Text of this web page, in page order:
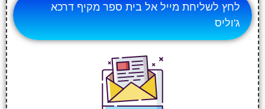
לחץ לשליחת מייל אל בית ספר מקיף דרכא
ג'וליס